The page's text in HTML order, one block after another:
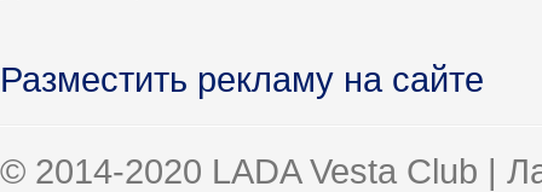
Разместить рекламу на сайте
© 2014-2020 LADA Vesta Club |